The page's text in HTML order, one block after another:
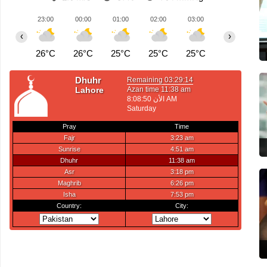
23:00
26°C
00:00
26°C
01:00
25°C
02:00
25°C
03:00
25°C
‹ ›